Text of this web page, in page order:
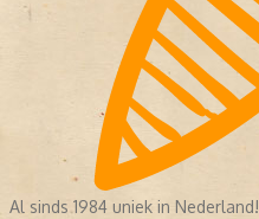
Al sinds 1984 uniek in Nederland!